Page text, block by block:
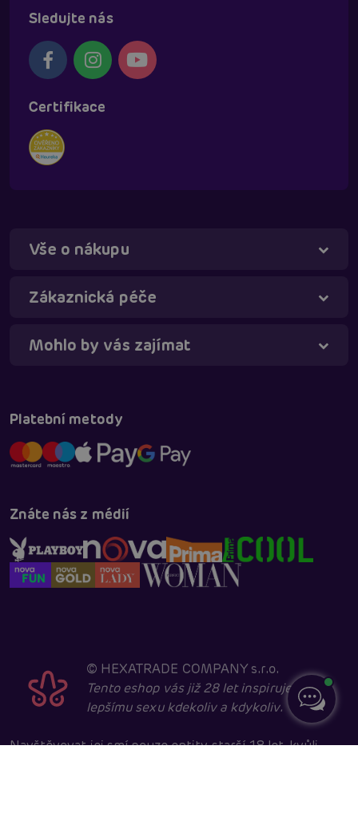
Sledujte nás
Certifikace
Vše o nákupu
Zákaznická péče
Mohlo by vás zajímat
Platební metody
Znáte nás z médií
© HEXATRADE COMPANY s.r.o.
Tento eshop vás již 28 let inspiruje k
lepšímu sexu kdekoliv a kdykoliv.
Navštěvovat jej smí pouze entity starší 18 let, kvůli